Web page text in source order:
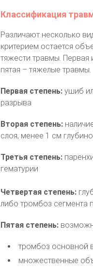
Классификация
Различают несколько
критерием остается
тяжести травмы. Первая
пятая – тяжелые травмы.
Первая степень:ушиб
разрыва
Вторая степень:
слоя, менее 1 см
Третья степень:
гематурии
Четвертая степень:
либо тромбоз сегмента
Пятая степень:
тромбоз основной
множественные